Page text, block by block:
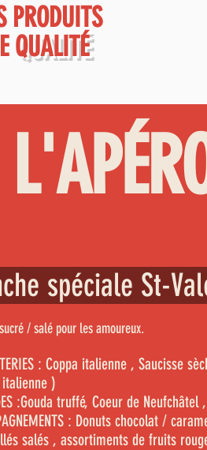
PRODUITS
QUALITÉ
spéciale St-
/ salé pour les amoureux.
: Coppa italienne , Saucisse
)
:Gouda truffé, Coeur de Neufchâtel
: Donuts chocolat /
salés , assortiments de fruits